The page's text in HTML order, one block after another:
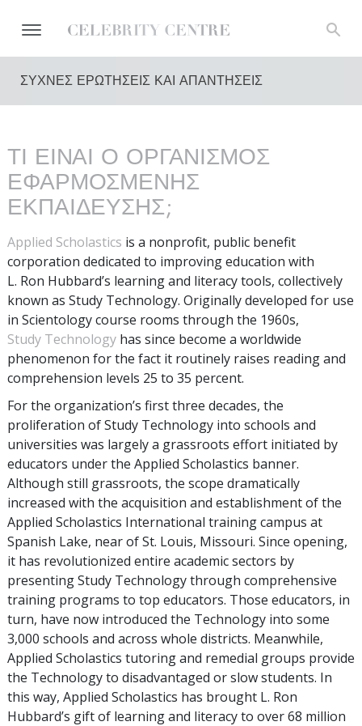
ΣΥΧΝΕΣ ΕΡΩΤΗΣΕΙΣ ΚΑΙ ΑΠΑΝΤΗΣΕΙΣ
ΤΙ ΕΙΝΑΙ Ο ΟΡΓΑΝΙΣΜΟΣ
ΕΦΑΡΜΟΣΜΕΝΗΣ
ΕΚΠΑΙΔΕΥΣΗΣ;
Applied Scholastics is a nonprofit, public benefit
corporation dedicated to improving education with
L. Ron Hubbard’s learning and literacy tools, collectively
known as Study Technology. Originally developed for use
in Scientology course rooms through the 1960s,
Study Technology has since become a worldwide
phenomenon for the fact it routinely raises reading and
comprehension levels 25 to 35 percent.
For the organization’s first three decades, the
proliferation of Study Technology into schools and
universities was largely a grassroots effort initiated by
educators under the Applied Scholastics banner.
Although still grassroots, the scope dramatically
increased with the acquisition and establishment of the
Applied Scholastics International training campus at
Spanish Lake, near of St. Louis, Missouri. Since opening,
it has revolutionized entire academic sectors by
presenting Study Technology through comprehensive
training programs to top educators. Those educators, in
turn, have now introduced the Technology into some
3,000 schools and across whole districts. Meanwhile,
Applied Scholastics tutoring and remedial groups provide
the Technology to disadvantaged or slow students. In
this way, Applied Scholastics has brought L. Ron
Hubbard’s gift of learning and literacy to over 68 million